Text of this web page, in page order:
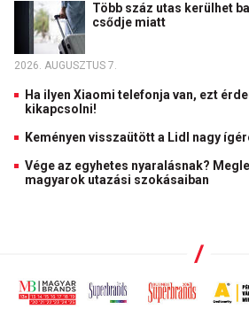
Több száz utas kerülhet
csődje miatt
2026. AUGUSZTUS 7.
Ha ilyen Xiaomi telefonja van, ezt
kikapcsolni!
Keményen visszaütött a Lidl nagy
Vége az egyhetes nyaralásnak?
magyarok utazási szokásaiban